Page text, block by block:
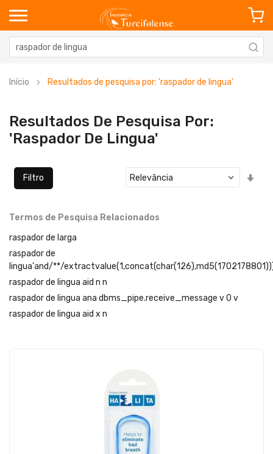
Início Resultados de pesquisa por: 'raspador de lingua'
Resultados De Pesquisa Por:
'raspador De Lingua'
Filtro
Termos de Pesquisa Relacionados
raspador de larga
raspador de
lingua'and/**/
raspador de lingua aid n n
raspador de lingua ana dbms_pipe.receive_message v 0 v
raspador de lingua aid x n